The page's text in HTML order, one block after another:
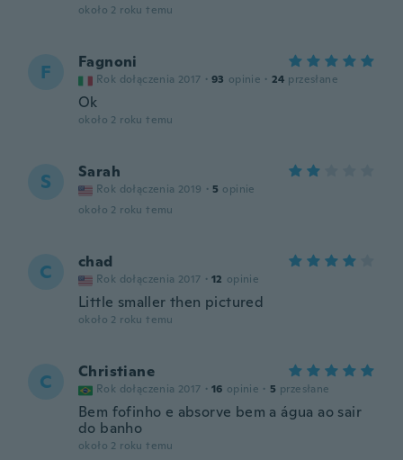
około 2 roku temu
F Fagnoni
Rok dołączenia 2017 · 93 opinie · 24 przesłane
Ok
około 2 roku temu
S Sarah
Rok dołączenia 2019 · 5 opinie
około 2 roku temu
C chad
Rok dołączenia 2017 · 12 opinie
Little smaller then pictured
około 2 roku temu
C Christiane
Rok dołączenia 2017 · 16 opinie · 5 przesłane
Bem fofinho e absorve bem a água ao sair
do banho
około 2 roku temu